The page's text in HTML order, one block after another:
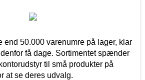
end 50.000 varenumre på lager, klar
få dage. Sortimentet spænder
til små produkter på
at se deres udvalg.